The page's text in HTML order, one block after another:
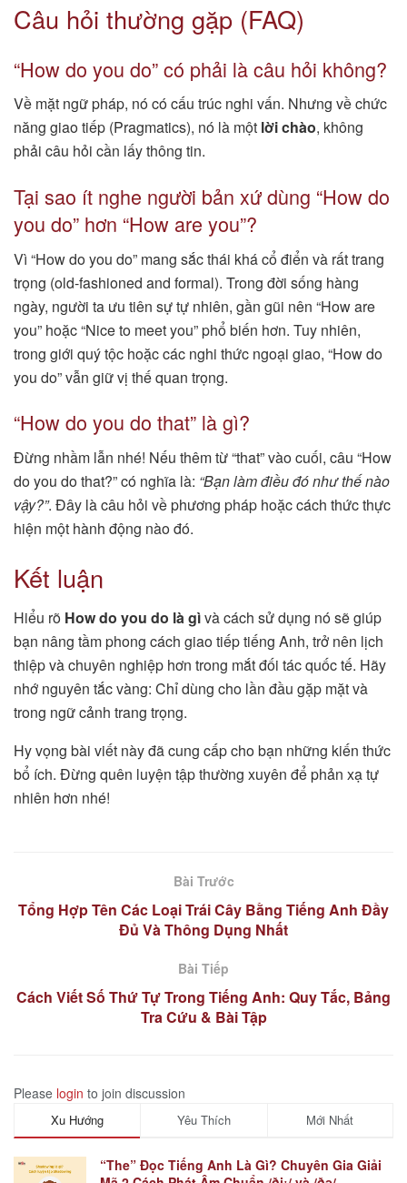
Câu hỏi thường gặp (FAQ)
“How do you do” có phải là câu hỏi không?
Về mặt ngữ pháp, nó có cấu trúc nghi vấn. Nhưng về chức
năng giao tiếp (Pragmatics), nó là một lời chào, không
phải câu hỏi cần lấy thông tin.
Tại sao ít nghe người bản xứ dùng “How do
you do” hơn “How are you”?
Vì “How do you do” mang sắc thái khá cổ điển và rất trang
trọng (old-fashioned and formal). Trong đời sống hàng
ngày, người ta ưu tiên sự tự nhiên, gần gũi nên “How are
you” hoặc “Nice to meet you” phổ biến hơn. Tuy nhiên,
trong giới quý tộc hoặc các nghi thức ngoại giao, “How do
you do” vẫn giữ vị thế quan trọng.
“How do you do that” là gì?
Đừng nhầm lẫn nhé! Nếu thêm từ “that” vào cuối, câu “How
do you do that?” có nghĩa là: “Bạn làm điều đó như thế nào
vậy?”. Đây là câu hỏi về phương pháp hoặc cách thức thực
hiện một hành động nào đó.
Kết luận
Hiểu rõ How do you do là gìvà cách sử dụng nó sẽ giúp
bạn nâng tầm phong cách giao tiếp tiếng Anh, trở nên lịch
thiệp và chuyên nghiệp hơn trong mắt đối tác quốc tế. Hãy
nhớ nguyên tắc vàng: Chỉ dùng cho lần đầu gặp mặt và
trong ngữ cảnh trang trọng.
Hy vọng bài viết này đã cung cấp cho bạn những kiến thức
bổ ích. Đừng quên luyện tập thường xuyên để phản xạ tự
nhiên hơn nhé!
Bài Trước
Tổng Hợp Tên Các Loại Trái Cây Bằng Tiếng Anh Đầy
Đủ Và Thông Dụng Nhất
Bài Tiếp
Cách Viết Số Thứ Tự Trong Tiếng Anh: Quy Tắc, Bảng
Tra Cứu & Bài Tập
Please login to join discussion
Xu Hướng Yêu Thích Mới Nhất
“The” Đọc Tiếng Anh Là Gì? Chuyên Gia Giải